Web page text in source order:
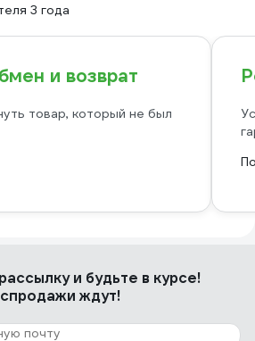
3 года
и возврат
товар, который не был
и будьте в курсе!
ждут!